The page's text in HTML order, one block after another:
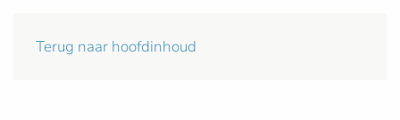
Terug naar hoofdinhoud